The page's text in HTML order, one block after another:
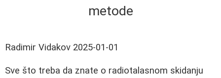
metode
Radimir Vidakov 2025-01-01
Sve što treba da znate o radiotalasnom skidanju